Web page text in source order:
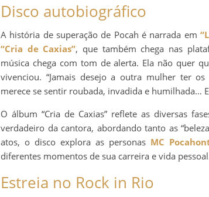
Disco autobiográfico
A história de superação de Pocah é narrada em
“Cria de Caxias”, que também chega nas
música chega com tom de alerta. Ela não quer
vivenciou. “Jamais desejo a outra mulher ter
merece se sentir roubada, invadida e humilhada…
O álbum “Cria de Caxias” reflete as diversas
verdadeiro da cantora, abordando tanto as
atos, o disco explora as personas MC
diferentes momentos de sua carreira e vida
Estreia no Rock in Rio